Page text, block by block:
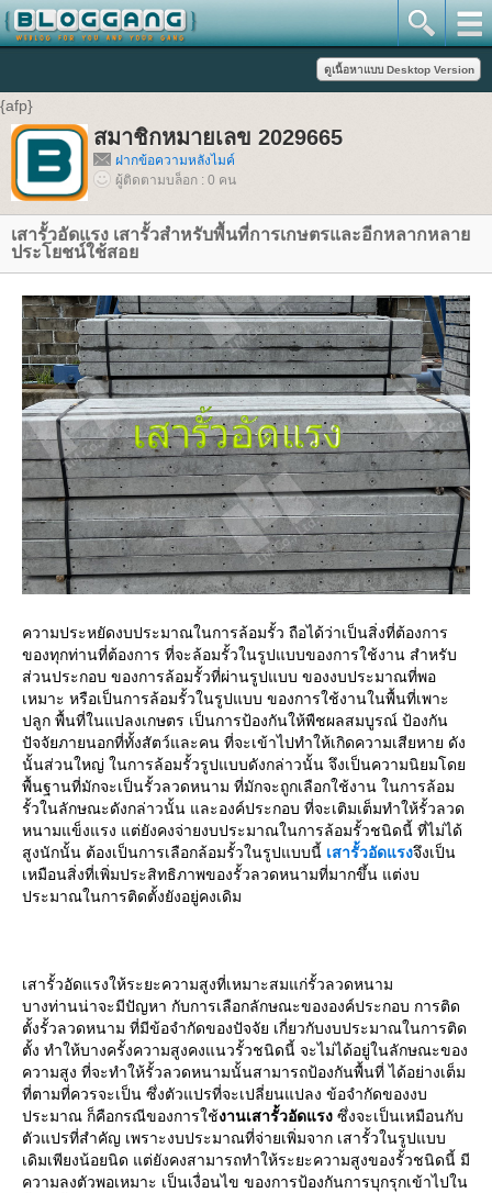
{afp}
สมาชิกหมายเลข 2029665
ฝากข้อความหลังไมค์
ผู้ติดตามบล็อก : 0 คน
เสารั้วอัดแรง เสารั้วสำหรับพื้นที่การเกษตรและอีกหลากหลาย
ประโยชน์ใช้สอย
ความประหยัดงบประมาณในการล้อมรั้ว ถือได้ว่าเป็นสิ่งที่ต้องการ
ของทุกท่านที่ต้องการ ที่จะล้อมรั้วในรูปแบบของการใช้งาน สำหรับ
ส่วนประกอบ ของการล้อมรั้วที่ผ่านรูปแบบ ของงบประมาณที่พอ
เหมาะ หรือเป็นการล้อมรั้วในรูปแบบ ของการใช้งานในพื้นที่เพาะ
ปลูก พื้นที่ในแปลงเกษตร เป็นการป้องกันให้พืชผลสมบูรณ์ ป้องกัน
ปัจจัยภายนอกที่ทั้งสัตว์และคน ที่จะเข้าไปทำให้เกิดความเสียหาย ดัง
นั้นส่วนใหญ่ ในการล้อมรั้วรูปแบบดังกล่าวนั้น จึงเป็นความนิยมโดย
พื้นฐานที่มักจะเป็นรั้วลวดหนาม ที่มักจะถูกเลือกใช้งาน ในการล้อม
รั้วในลักษณะดังกล่าวนั้น และองค์ประกอบ ที่จะเติมเต็มทำให้รั้วลวด
หนามแข็งแรง แต่ยังคงจ่ายงบประมาณในการล้อมรั้วชนิดนี้ ที่ไม่ได้
สูงนักนั้น ต้องเป็นการเลือกล้อมรั้วในรูปแบบนี้ เสารั้วอัดแรงจึงเป็น
เหมือนสิ่งที่เพิ่มประสิทธิภาพของรั้วลวดหนามที่มากขึ้น แต่งบ
ประมาณในการติดตั้งยังอยู่คงเดิม
เสารั้วอัดแรงให้ระยะความสูงที่เหมาะสมแก่รั้วลวดหนาม
บางท่านน่าจะมีปัญหา กับการเลือกลักษณะขององค์ประกอบ การติด
ตั้งรั้วลวดหนาม ที่มีข้อจำกัดของปัจจัย เกี่ยวกับงบประมาณในการติด
ตั้ง ทำให้บางครั้งความสูงคงแนวรั้วชนิดนี้ จะไม่ได้อยู่ในลักษณะของ
ความสูง ที่จะทำให้รั้วลวดหนามนั้นสามารถป้องกันพื้นที่ ได้อย่างเต็ม
ที่ตามที่ควรจะเป็น ซึ่งตัวแปรที่จะเปลี่ยนแปลง ข้อจำกัดของงบ
ประมาณ ก็คือกรณีของการใช้งานเสารั้วอัดแรง ซึ่งจะเป็นเหมือนกับ
ตัวแปรที่สำคัญ เพราะงบประมาณที่จ่ายเพิ่มจาก เสารั้วในรูปแบบ
เดิมเพียงน้อยนิด แต่ยังคงสามารถทำให้ระยะความสูงของรั้วชนิดนี้ มี
ความลงตัวพอเหมาะ เป็นเงื่อนไข ของการป้องกันการบุกรุกเข้าไปใน